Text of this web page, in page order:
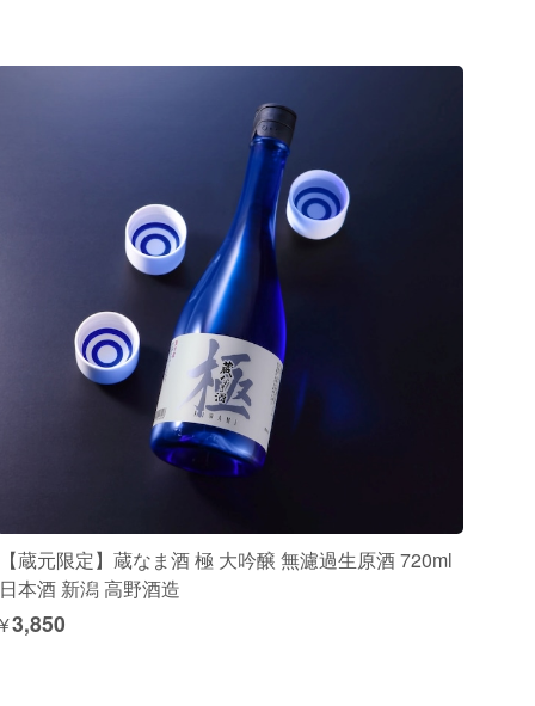
【蔵元限定】蔵なま酒 極 大吟醸 無濾過生原酒 720ml
日本酒 新潟 高野酒造
¥3,850